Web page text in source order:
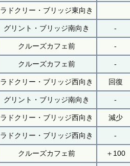
ラドクリー・ブリッジ東向き
グリント・ブリッジ南向き -
クルーズカフェ前 -
クルーズカフェ前 -
ラドクリー・ブリッジ西向き 回復
グリント・ブリッジ南向き -
ラドクリー・ブリッジ西向き 減少
ラドクリー・ブリッジ西向き -
クルーズカフェ前 ＋100